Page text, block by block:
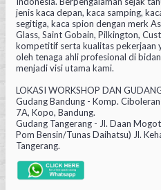
jenis kaca depan, kaca samping,
segitiga, kaca spion dengan merk
Glass, Saint Gobain, Pilkington,
kompetitif serta kualitas pekerjaan
oleh tenaga ahli profesional di
menjadi visi utama kami.
LOKASI WORKSHOP DAN
Gudang Bandung - Komp.
7A, Kopo, Bandung.
Gudang Tangerang - Jl. Daan
Pom Bensin/Tunas Daihatsu) Jl.
Tangerang.